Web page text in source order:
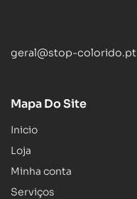
geral@stop-colorido.pt
Mapa Do Site
Inicio
Loja
Minha conta
Serviços